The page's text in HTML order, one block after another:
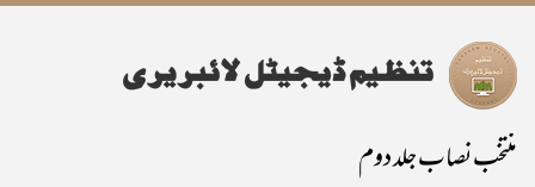
منتخب نصاب جلد دوم